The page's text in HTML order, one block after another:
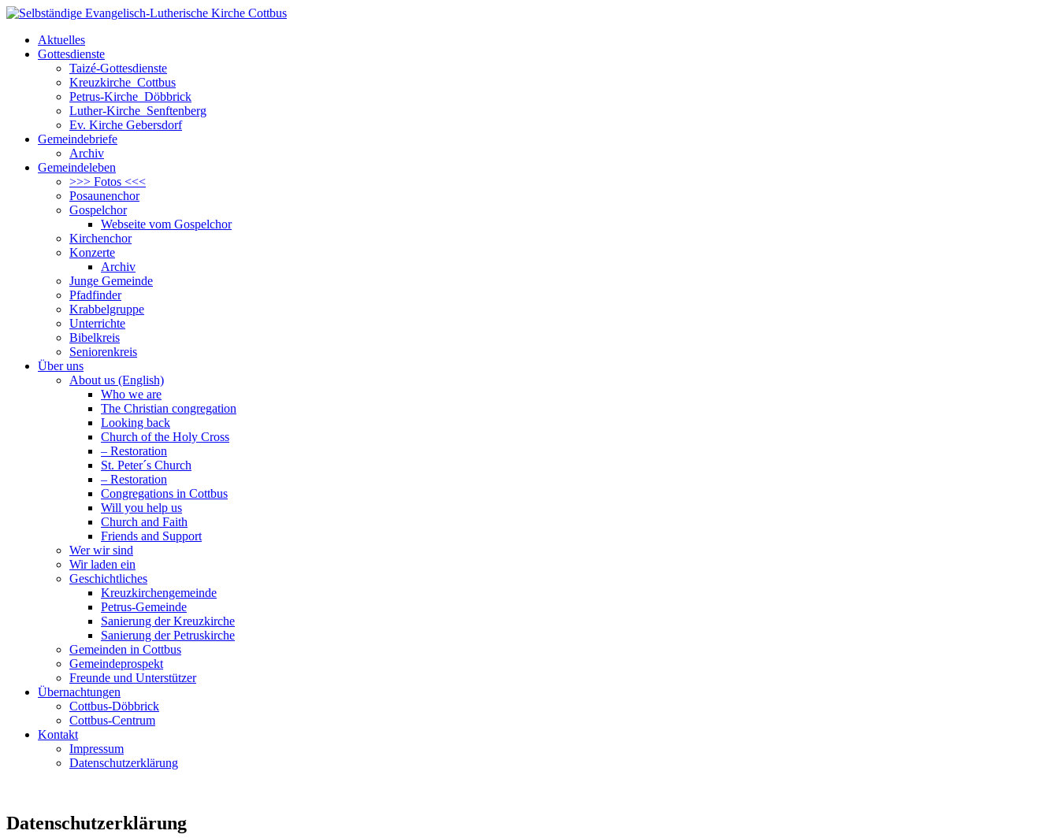
Aktuelles
Gottesdienste
Taizé-Gottesdienste
Kreuzkirche Cottbus
Petrus-Kirche Döbbrick
Luther-Kirche Senftenberg
Ev. Kirche Gebersdorf
Gemeindebriefe
Archiv
Gemeindeleben
>>> Fotos <<<
Posaunenchor
Gospelchor
Webseite vom Gospelchor
Kirchenchor
Konzerte
Archiv
Junge Gemeinde
Pfadfinder
Krabbelgruppe
Unterrichte
Bibelkreis
Seniorenkreis
Über uns
About us (English)
Who we are
The Christian congregation
Looking back
Church of the Holy Cross
– Restoration
St. Peter´s Church
– Restoration
Congregations in Cottbus
Will you help us
Church and Faith
Friends and Support
Wer wir sind
Wir laden ein
Geschichtliches
Kreuzkirchengemeinde
Petrus-Gemeinde
Sanierung der Kreuzkirche
Sanierung der Petruskirche
Gemeinden in Cottbus
Gemeindeprospekt
Freunde und Unterstützer
Übernachtungen
Cottbus-Döbbrick
Cottbus-Centrum
Kontakt
Impressum
Datenschutzerklärung
Datenschutzerklärung